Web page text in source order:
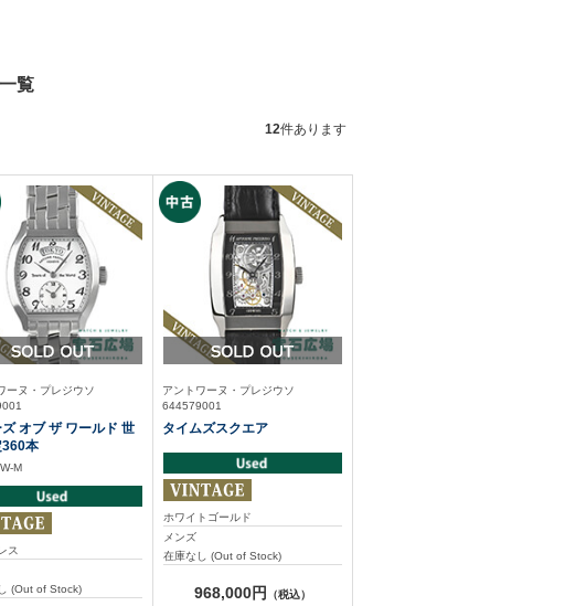
覧
12件あります
ーヌ・プレジウソ
オブ ザ ワールド 世
本
M
ス
(Out of Stock)
アントワーヌ・プレジウソ
644579001
タイムズスクエア
ホワイトゴールド
メンズ
在庫なし (Out of Stock)
968,000円 （税込）